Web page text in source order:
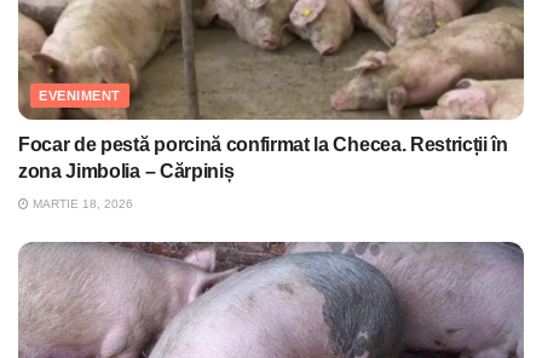
EVENIMENT
Focar de pestă porcină confirmat la Checea. Restricții în
zona Jimbolia – Cărpiniș
MARTIE 18, 2026